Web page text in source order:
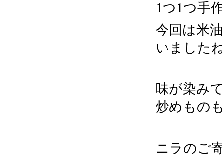
1つ1つ手
今回は米
いました
味が染み
炒めもの
ニラのご